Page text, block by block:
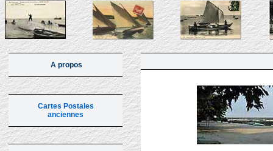
A propos
Cartes Postales
anciennes